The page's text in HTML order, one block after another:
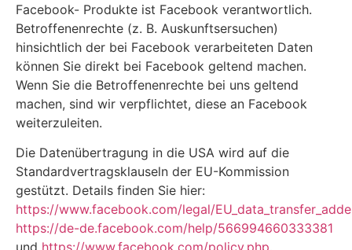
Facebook- Produkte ist Facebook verantwortlich.
Betroffenenrechte (z. B. Auskunftsersuchen)
hinsichtlich der bei Facebook verarbeiteten Daten
können Sie direkt bei Facebook geltend machen.
Wenn Sie die Betroffenenrechte bei uns geltend
machen, sind wir verpflichtet, diese an Facebook
weiterzuleiten.
Die Datenübertragung in die USA wird auf die
Standardvertragsklauseln der EU-Kommission
gestützt. Details finden Sie hier:
https://www.facebook.com/legal/
https://de-de.facebook.com/help/566994660333381